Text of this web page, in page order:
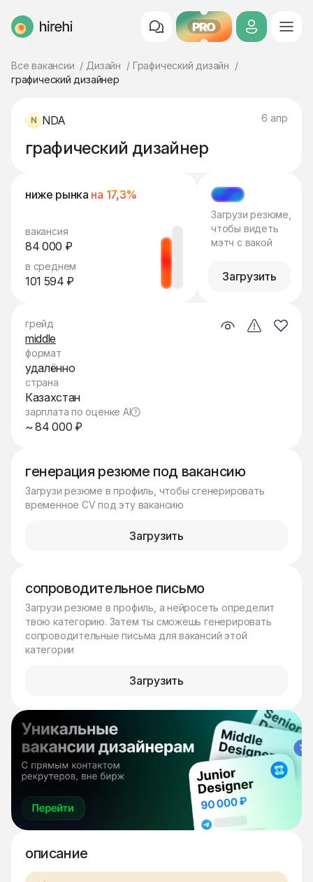
HireHi PRO
Все вакансии Дизайн
Графический дизайн
графический дизайнер
NDA 6 апр
графический дизайнер
ниже рынка на 17,3%
вакансия
84 000 ₽
в среднем
101 594 ₽
МЭТЧ
Загрузи резюме,
чтобы видеть
мэтч с вакой
Загрузить
генерация резюме под вакансию
Загрузи резюме в профиль, чтобы сгенерировать
временное CV под эту вакансию
Загрузить
сопроводительное письмо
Загрузи резюме в профиль, а нейросеть определит
твою категорию. Затем ты сможешь генерировать
сопроводительные письма для вакансий этой
категории
Загрузить
описание
грейд
middle
формат
удалённо
страна
Казахстан
зарплата по оценке AI
~ 84 000 ₽